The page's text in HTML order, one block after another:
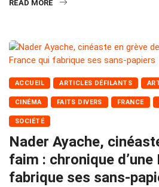
READ MORE
ACCUEIL ARTICLES DÉFILANTS
CINÉMA FAITS DIVERS FRANCE
SOCIÉTÉ
Nader Ayache,
faim : chronique d’une
fabrique ses sans-